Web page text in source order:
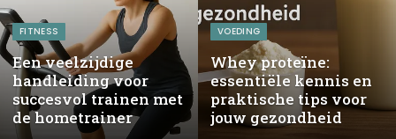
FITNESS
Een veelzijdige
handleiding voor
succesvol trainen met
de hometrainer
VOEDING
Whey proteïne:
essentiële kennis en
praktische tips voor
jouw gezondheid